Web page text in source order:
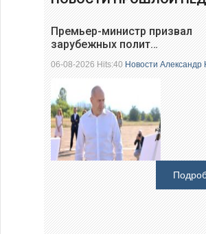
Премьер-министр призвал
зарубежных полит…
06-08-2026 Hits:40Новости Александр